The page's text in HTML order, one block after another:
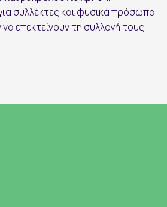
συλλέκτες και φυσικά πρόσωπα
επεκτείνουν τη συλλογή τους.